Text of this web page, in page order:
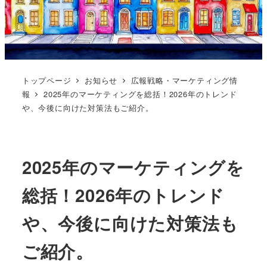
トップページ お知らせ
広報戦略・マーケティング情
報
2025年のマーケティングを総括！2026年のトレンド
や、今後に向けた対策法もご紹介。
2025年のマーケティングを
総括！2026年のトレンド
や、今後に向けた対策法も
ご紹介。